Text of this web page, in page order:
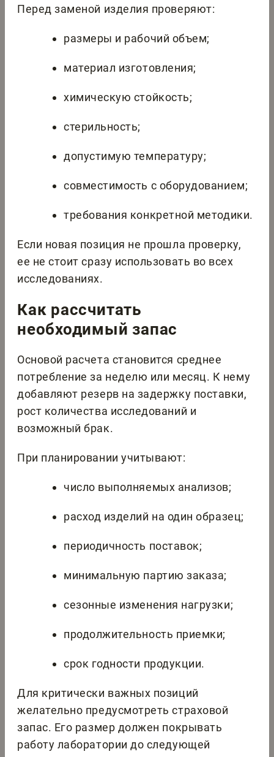
Перед заменой изделия проверяют:
размеры и рабочий объем;
материал изготовления;
химическую стойкость;
стерильность;
допустимую температуру;
совместимость с оборудованием;
требования конкретной методики.
Если новая позиция не прошла проверку,
ее не стоит сразу использовать во всех
исследованиях.
Как рассчитать
необходимый запас
Основой расчета становится среднее
потребление за неделю или месяц. К нему
добавляют резерв на задержку поставки,
рост количества исследований и
возможный брак.
При планировании учитывают:
число выполняемых анализов;
расход изделий на один образец;
периодичность поставок;
минимальную партию заказа;
сезонные изменения нагрузки;
продолжительность приемки;
срок годности продукции.
Для критически важных позиций
желательно предусмотреть страховой
запас. Его размер должен покрывать
работу лаборатории до следующей